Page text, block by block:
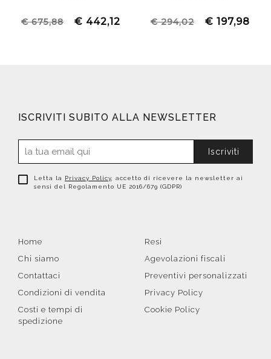
€ 675,88 € 442,12 € 294,02 € 197,98
ISCRIVITI SUBITO ALLA NEWSLETTER
Iscriviti
Letta la Privacy Policy , accetto di ricevere la newsletter ai
sensi del Regolamento UE 2016/679 (GDPR)
Home
Chi siamo
Contattaci
Condizioni di vendita
Costi e tempi di
spedizione
Resi
Agevolazioni fiscali
Preventivi personalizzati
Privacy Policy
Cookie Policy